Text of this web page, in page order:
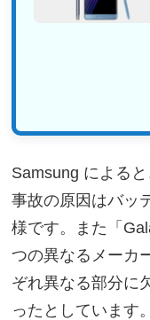
Samsung による
事故の原因はバッ
様です。また「
つの異なるメーカ
ぞれ異なる部分に
ったとしています